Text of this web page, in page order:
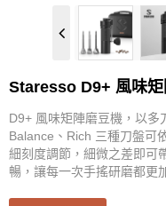
ETZINGER
TAKAHIRO
Staresso D9+ 風味
D9+ 風味矩陣磨豆機，以多
Balance、Rich 三種刀盤可
細刻度調節，細微之差即可
暢，讓每一次手搖研磨都更